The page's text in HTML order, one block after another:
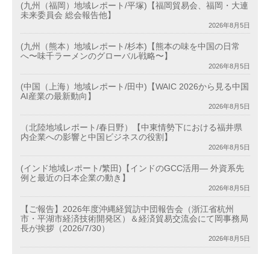
(九州（福岡）地域レポート/平塚)【福岡貿易会、福岡・大連
未来委員会 総会報告他】
2026年8月5日
(九州（熊本）地域レポート/杉本)【熊本の味を中国の日常
へ〜味千ラーメンのグローバル戦略〜】
2026年8月5日
(中国（上海）地域レポート/田中)【WAIC 2026から見る中国
AI産業の最新動向】
2026年8月5日
（北陸地域レポート/春日野）【中東情勢下における福井県
内企業への影響と中国ビジネスの役割】
2026年8月5日
(インド地域レポート/繁田)【インドのGCC活用― 外資系先
例と最近の日本企業の動き】
2026年8月5日
【ご報告】2026年度沖縄経貿訪中団報告会（浙江省杭州
市・平湖市経済技術開発区）＆経済貿易交流会にて岡事務局
長が挨拶（2026/7/30）
2026年8月5日